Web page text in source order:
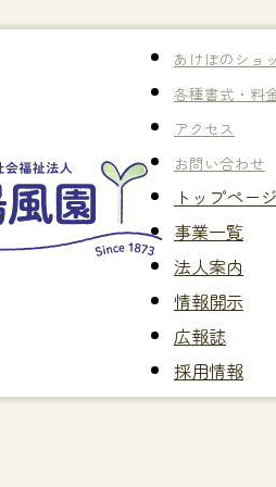
あけぼのショ
各種書式・料
アクセス
お問い合わせ
トップページ
事業一覧
法人案内
情報開示
広報誌
採用情報